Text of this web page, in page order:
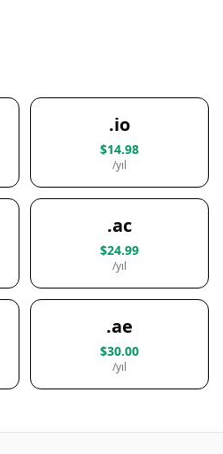
.io
$14.98
/yıl
.ac
$24.99
/yıl
.ae
$30.00
/yıl